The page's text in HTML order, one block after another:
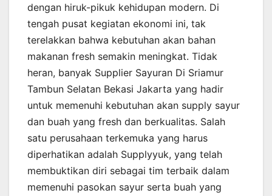
dengan hiruk-pikuk kehidupan modern. Di
tengah pusat kegiatan ekonomi ini, tak
terelakkan bahwa kebutuhan akan bahan
makanan fresh semakin meningkat. Tidak
heran, banyak Supplier Sayuran Di Sriamur
Tambun Selatan Bekasi Jakarta yang hadir
untuk memenuhi kebutuhan akan supply sayur
dan buah yang fresh dan berkualitas. Salah
satu perusahaan terkemuka yang harus
diperhatikan adalah Supplyyuk, yang telah
membuktikan diri sebagai tim terbaik dalam
memenuhi pasokan sayur serta buah yang